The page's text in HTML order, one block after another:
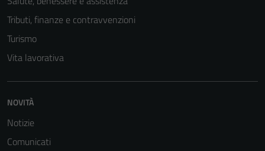
Tributi, finanze e contravvenzioni
Turismo
Vita lavorativa
NOVITÀ
Notizie
Comunicati